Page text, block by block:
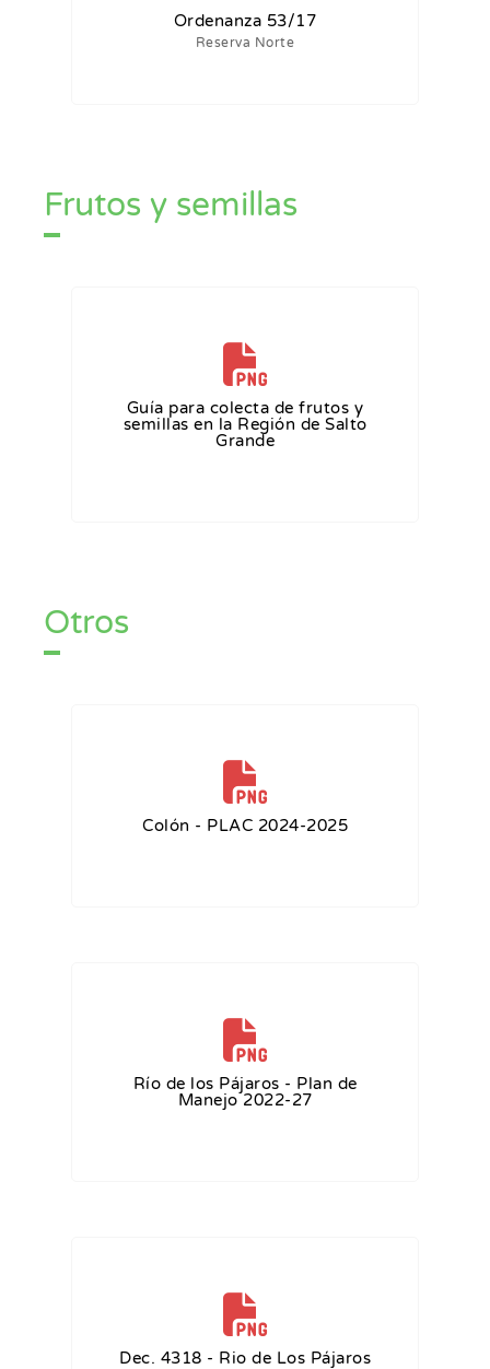
Ordenanza 53/17
Reserva Norte
Frutos y semillas
Guía para colecta de frutos y
semillas en la Región de Salto
Grande
Otros
Colón - PLAC 2024-2025
Río de los Pájaros - Plan de
Manejo 2022-27
Dec. 4318 - Rio de Los Pájaros